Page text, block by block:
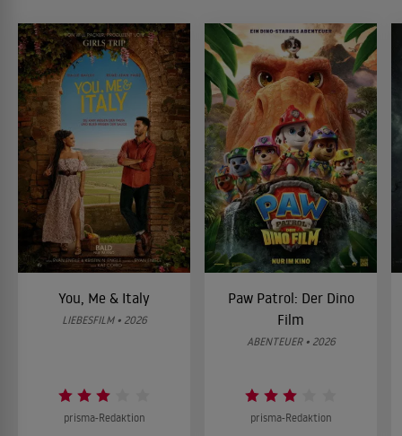
You, Me & Italy
LIEBESFILM • 2026
prisma-Redaktion
Paw Patrol: Der Dino
Film
ABENTEUER • 2026
prisma-Redaktion